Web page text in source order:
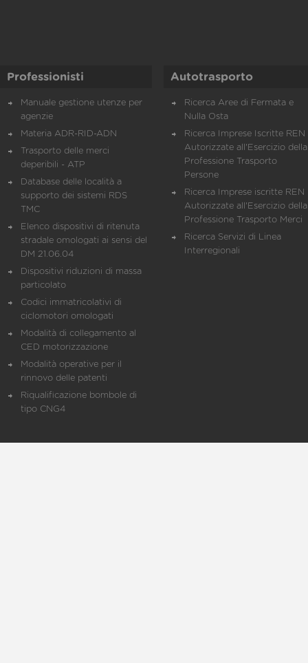
Professionisti
Manuale gestione utenze per
agenzie
Materia ADR-RID-ADN
Trasporto delle merci
deperibili - ATP
Database delle località a
supporto dei sistemi RDS
TMC
Elenco dispositivi di ritenuta
stradale omologati ai sensi del
DM 21.06.04
Dispositivi riduzioni di massa
particolato
Codici immatricolativi di
ciclomotori omologati
Modalità di collegamento al
CED motorizzazione
Modalità operative per il
rinnovo delle patenti
Riqualificazione bombole di
tipo CNG4
Autotrasporto
Ricerca Aree di Fermata e
Nulla Osta
Ricerca Imprese Iscritte REN
Autorizzate all'Esercizio della
Professione Trasporto
Persone
Ricerca Imprese iscritte REN
Autorizzate all'Esercizio della
Professione Trasporto Merci
Ricerca Servizi di Linea
Interregionali